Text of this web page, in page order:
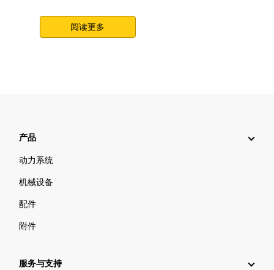
阅读更多
产品
动力系统
机械设备
配件
附件
服务与支持